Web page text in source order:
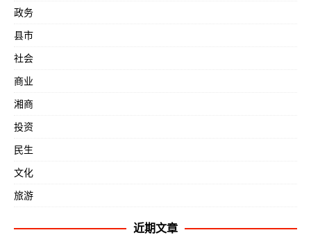
政务
县市
社会
商业
湘商
投资
民生
文化
旅游
近期文章